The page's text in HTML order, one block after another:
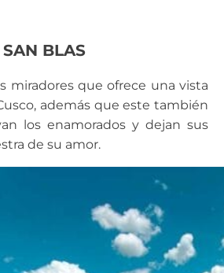
BLAS
miradores que ofrece una vista
además que este también
los enamorados y dejan sus
de su amor.